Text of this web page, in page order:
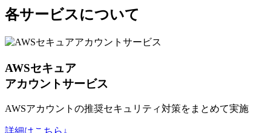
各サービスについて
AWSセキュア
アカウントサービス
AWSアカウントの推奨セキュリティ対策をまとめて実施